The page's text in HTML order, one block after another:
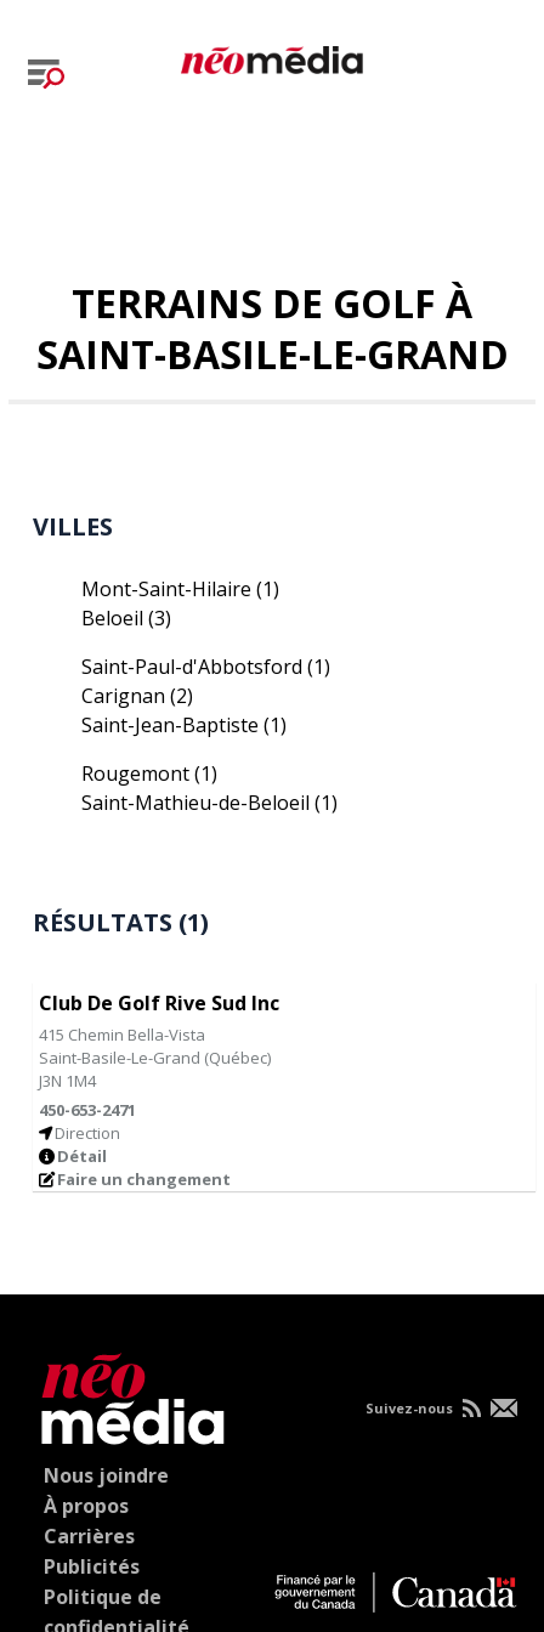
TERRAINS DE GOLF À
SAINT-BASILE-LE-GRAND
VILLES
Mont-Saint-Hilaire(1)
Beloeil(3)
Saint-Paul-d'Abbotsford(1)
Carignan(2)
Saint-Jean-Baptiste(1)
Rougemont(1)
Saint-Mathieu-de-Beloeil(1)
RÉSULTATS (1)
Club De Golf Rive Sud Inc
415 Chemin Bella-Vista
Saint-Basile-Le-Grand (Québec)
J3N 1M4
450-653-2471
Direction
Détail
Faire un changement
Nous joindre
À propos
Carrières
Publicités
Politique de
Suivez-nous